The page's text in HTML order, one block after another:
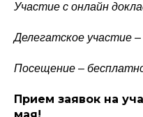
Участие с онлайн
Делегатское участие
Посещение –
Прием заявок на
© 2015-2026 НАУРР. Все права защищены.
При использовании материалов ссылка на